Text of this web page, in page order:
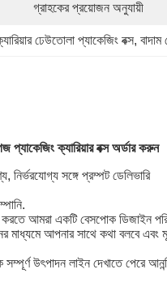
গ্রাহকের প্রয়োজন অনুযায়ী
ঢেউতোলা প্যাকেজিং বক্স,
প্যাকেজিং ক্যারিয়ার বক্স অর্ডার করুন
নির্ভরযোগ্য সঙ্গে প্রম্পট ডেলিভারি
আমরা একটি বেসপোক ডিজাইন
মাধ্যমে আপনার সাথে কথা বলবে এবং
উৎপাদন লাইন দেখাতে পেরে